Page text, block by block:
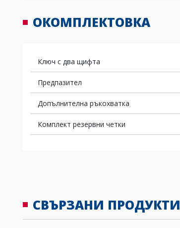
ОКОМПЛЕКТОВКА
Ключ с два щифта
Предпазител
Допълнителна ръкохватка
Комплект резервни четки
СВЪРЗАНИ ПРОДУКТИ